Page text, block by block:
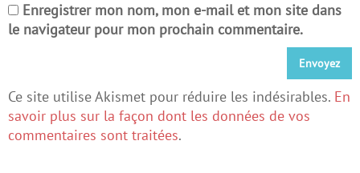
Enregistrer mon nom, mon e-mail et mon site dans
le navigateur pour mon prochain commentaire.
Ce site utilise Akismet pour réduire les indésirables. En
savoir plus sur la façon dont les données de vos
commentaires sont traitées.